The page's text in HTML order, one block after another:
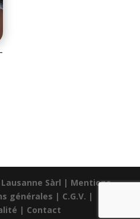
Sàrl | Mentions
générales | C.G.V. |
| Contact